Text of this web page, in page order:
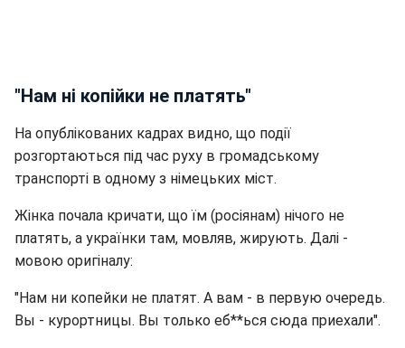
"Нам ні копійки не платять"
На опублікованих кадрах видно, що події
розгортаються під час руху в громадському
транспорті в одному з німецьких міст.
Жінка почала кричати, що їм (росіянам) нічого не
платять, а українки там, мовляв, жирують. Далі -
мовою оригіналу:
"Нам ни копейки не платят. А вам - в первую очередь.
Вы - курортницы. Вы только еб**ься сюда приехали".